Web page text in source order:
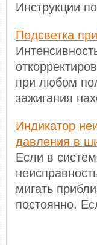
Инструкции
Подсветка
при любом
зажигания
Индикатор
давления в
Если в
мигать
постоянно.